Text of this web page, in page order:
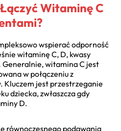
Witaminę C
wspierać odporność
witaminę C, D, kwasy
witamina C jest
w połączeniu z
Kluczem jest przestrzeganie
dziecka, zwłaszcza gdy
D.
równoczesnego podawania